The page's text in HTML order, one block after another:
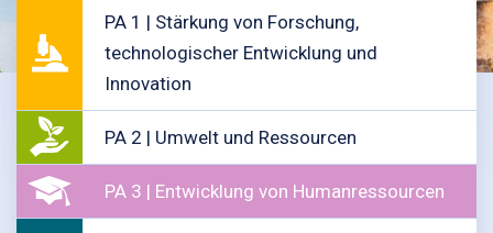
PA 1 | Stärkung von Forschung,
technologischer Entwicklung und
Innovation
PA 2 | Umwelt und Ressourcen
PA 3 | Entwicklung von Humanressourcen